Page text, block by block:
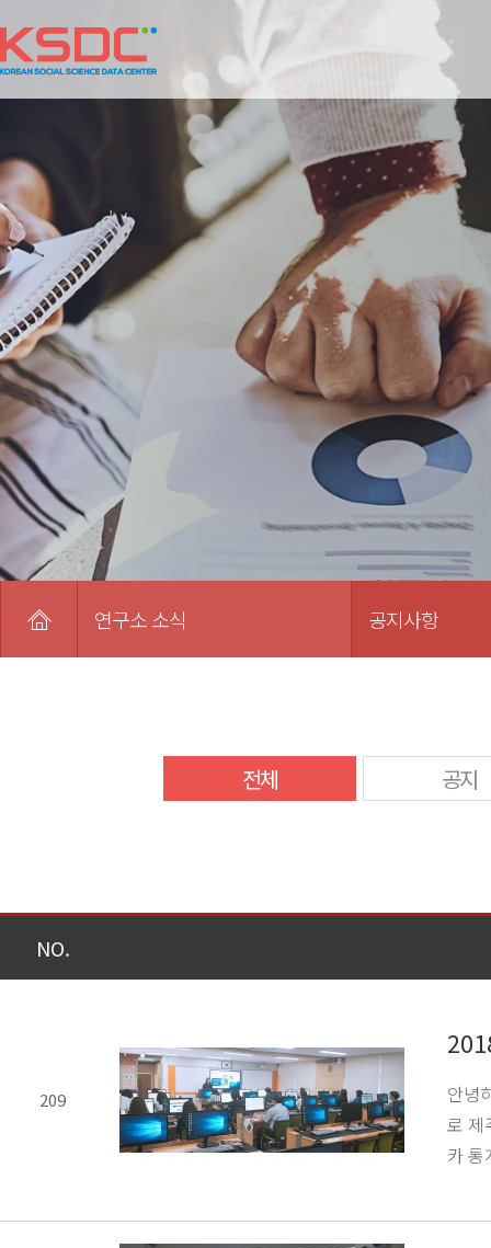
연구소 소식 공지사항
전체 공지
NO.
209
안녕
로 제
카 통